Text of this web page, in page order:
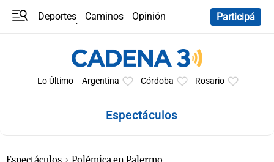
Deportes Caminos
Opinión
Participá
Lo Último Argentina Córdoba Rosario
Espectáculos